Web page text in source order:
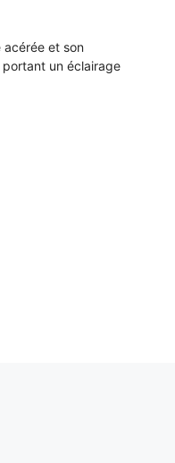
acérée et son
un éclairage